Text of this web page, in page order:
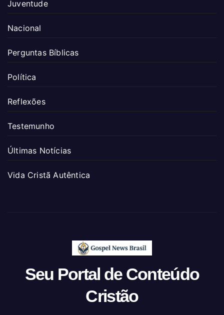
Juventude
Nacional
Perguntas Bíblicas
Política
Reflexões
Testemunho
Últimas Notícias
Vida Cristã Autêntica
Seu Portal de Conteúdo
Cristão